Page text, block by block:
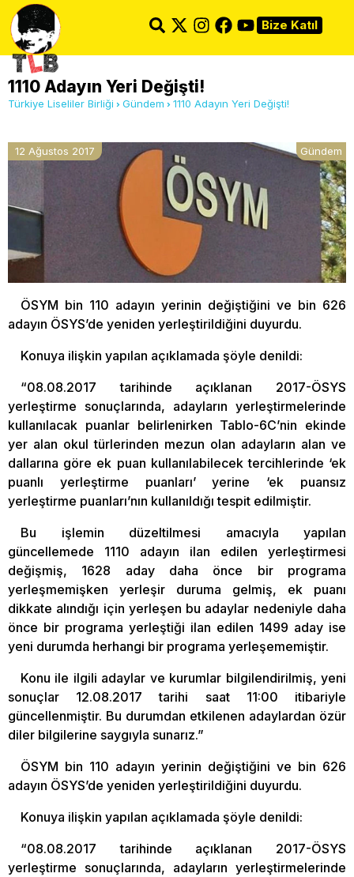
Bize Katıl
1110 Adayın Yeri Değişti!
Türkiye Liseliler Birliği Gündem 1110 Adayın Yeri Değişti!
12 Ağustos 2017 Gündem
ÖSYM bin 110 adayın yerinin değiştiğini ve bin 626
adayın ÖSYS’de yeniden yerleştirildiğini duyurdu.
Konuya ilişkin yapılan açıklamada şöyle denildi:
“08.08.2017 tarihinde açıklanan 2017-ÖSYS
yerleştirme sonuçlarında, adayların yerleştirmelerinde
kullanılacak puanlar belirlenirken Tablo-6C’nin ekinde
yer alan okul türlerinden mezun olan adayların alan ve
dallarına göre ek puan kullanılabilecek tercihlerinde ‘ek
puanlı yerleştirme puanları’ yerine ‘ek puansız
yerleştirme puanları’nın kullanıldığı tespit edilmiştir.
Bu işlemin düzeltilmesi amacıyla yapılan
güncellemede 1110 adayın ilan edilen yerleştirmesi
değişmiş, 1628 aday daha önce bir programa
yerleşmemişken yerleşir duruma gelmiş, ek puanı
dikkate alındığı için yerleşen bu adaylar nedeniyle daha
önce bir programa yerleştiği ilan edilen 1499 aday ise
yeni durumda herhangi bir programa yerleşememiştir.
Konu ile ilgili adaylar ve kurumlar bilgilendirilmiş, yeni
sonuçlar 12.08.2017 tarihi saat 11:00 itibariyle
güncellenmiştir. Bu durumdan etkilenen adaylardan özür
diler bilgilerine saygıyla sunarız.”
ÖSYM bin 110 adayın yerinin değiştiğini ve bin 626
adayın ÖSYS’de yeniden yerleştirildiğini duyurdu.
Konuya ilişkin yapılan açıklamada şöyle denildi:
“08.08.2017 tarihinde açıklanan 2017-ÖSYS
yerleştirme sonuçlarında, adayların yerleştirmelerinde